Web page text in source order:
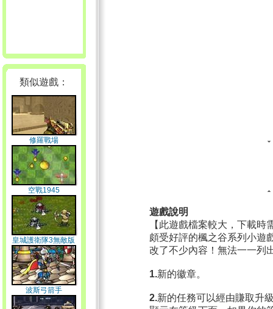
類似遊戲：
修羅戰場
空戰1945
皇城護衛隊3無敵版
波斯弓箭手
遊戲說明
【此遊戲檔案較大，下載
頗受好評的楓之谷系列小遊
改了不少內容！無法一一列
1.新的徽章。
2.新的任務可以經由賺取升